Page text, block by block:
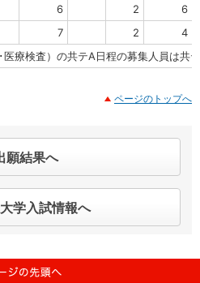
6 2
6
7 2
4
療検査）の共テA日程の募集人員は共
ページのトップへ
願結果へ
学入試情報へ